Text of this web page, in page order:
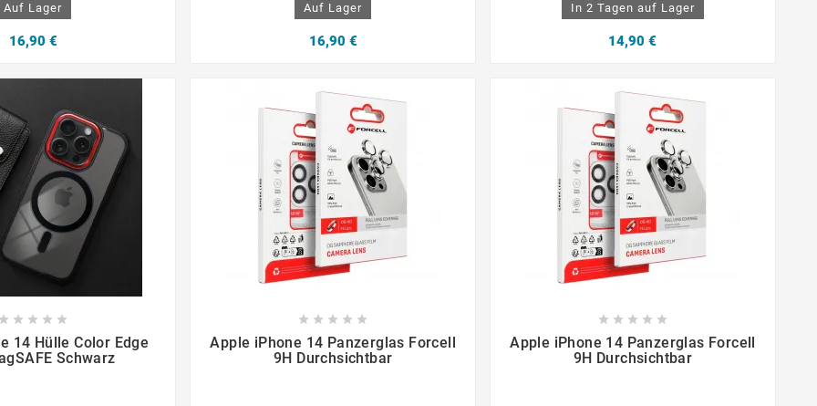
Auf Lager
16,90 €
Auf Lager
16,90 €
In 2 Tagen auf Lager
14,90 €
    
14 Hülle Color Edge
Schwarz
    
Apple iPhone 14 Panzerglas Forcell
9H Durchsichtbar
    
Apple iPhone 14 Panzerglas Forcell
9H Durchsichtbar